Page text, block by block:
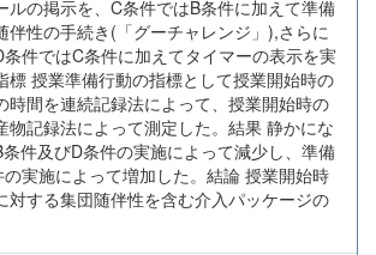
ルの掲示を、C条件ではB条件に加えて準備
伴性の手続き(「グーチャレンジ」),さらに
件ではC条件に加えてタイマーの表示を実
標 授業準備行動の指標として授業開始時の
時間を連続記録法によって、授業開始時の
物記録法によって測定した。結果 静かにな
件及びD条件の実施によって減少し、準備
実施によって増加した。結論 授業開始時
対する集団随伴性を含む介入パッケージの